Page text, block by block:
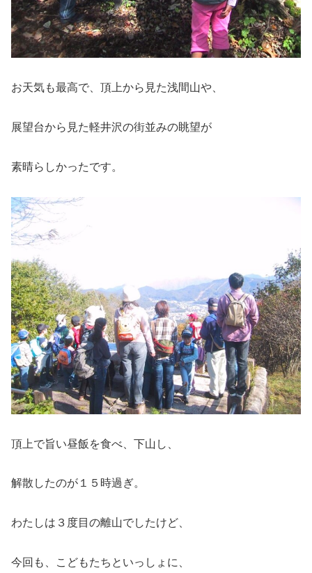
お天気も最高で、頂上から見た浅間山や、
展望台から見た軽井沢の街並みの眺望が
素晴らしかったです。
頂上で旨い昼飯を食べ、下山し、
解散したのが１５時過ぎ。
わたしは３度目の離山でしたけど、
今回も、こどもたちといっしょに、